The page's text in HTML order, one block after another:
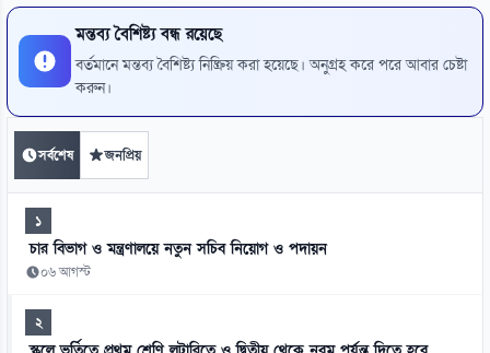
মন্তব্য বৈশিষ্ট্য বন্ধ রয়েছে
বর্তমানে মন্তব্য বৈশিষ্ট্য নিষ্ক্রিয় করা হয়েছে। অনুগ্রহ করে পরে আবার চেষ্টা
করুন।
সর্বশেষ জনপ্রিয়
১
চার বিভাগ ও মন্ত্রণালয়ে নতুন সচিব নিয়োগ ও পদায়ন
০৬ আগস্ট
২